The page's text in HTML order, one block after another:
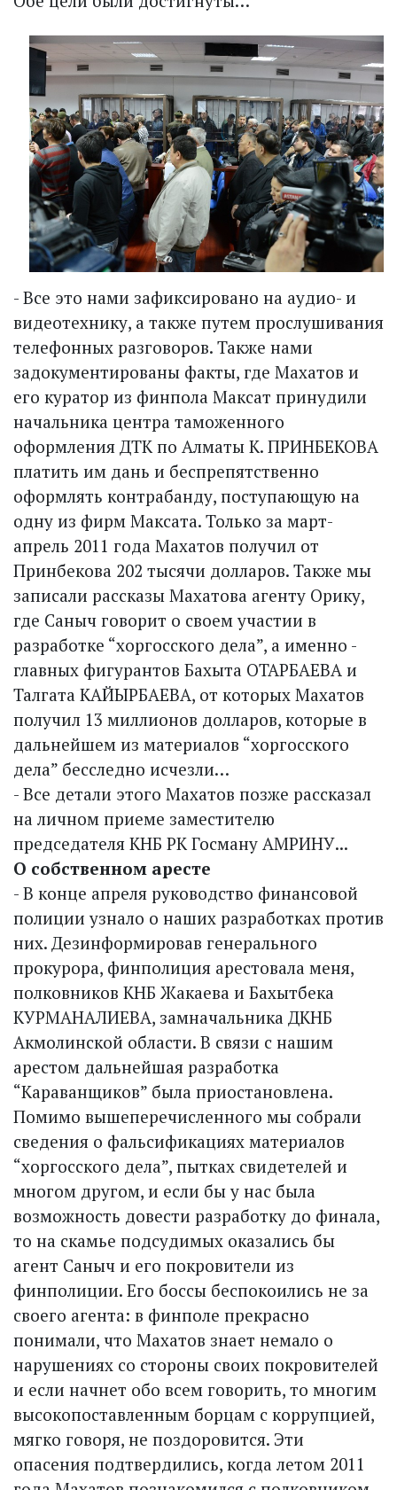
- Все это нами зафиксировано на аудио- и
видеотехнику, а также путем прослушивания
телефонных разговоров. Также нами
задокументированы факты, где Махатов и
его куратор из финпола Максат принудили
начальника центра таможенного
оформления ДТК по Алматы К. ПРИНБЕКОВА
платить им дань и беспрепятственно
оформлять контрабанду, поступающую на
одну из фирм Максата. Только за март-
апрель 2011 года Махатов получил от
Принбекова 202 тысячи долларов. Также мы
записали рассказы Махатова агенту Орику,
где Саныч говорит о своем участии в
разработке “хоргосского дела”, а именно -
главных фигурантов Бахыта ОТАРБАЕВА и
Талгата КАЙЫРБАЕВА, от которых Махатов
получил 13 миллионов долларов, которые в
дальнейшем из материалов “хоргосского
дела” бесследно исчезли…
- Все детали этого Махатов позже рассказал
на личном приеме заместителю
председателя КНБ РК Госману АМРИНУ...
О собственном аресте
- В конце апреля руководство финансовой
полиции узнало о наших разработках против
них. Дезинформировав генерального
прокурора, финполиция арестовала меня,
полковников КНБ Жакаева и Бахытбека
КУРМАНАЛИЕВА, зам­начальника ДКНБ
Акмолинской области. В связи с нашим
арестом дальнейшая разработка
“Караванщиков” была приостановлена.
Помимо вышеперечисленного мы собрали
сведения о фальсификациях материалов
“хоргосского дела”, пытках свидетелей и
многом другом, и если бы у нас была
возможность довести разработку до финала,
то на скамье подсудимых оказались бы
агент Саныч и его покровители из
финполиции. Его боссы беспокоились не за
своего агента: в финполе прекрасно
понимали, что Махатов знает немало о
нарушениях со стороны своих покровителей
и если начнет обо всем говорить, то многим
высокопоставленным борцам с коррупцией,
мягко говоря, не поздоровится. Эти
опасения подтвердились, когда летом 2011